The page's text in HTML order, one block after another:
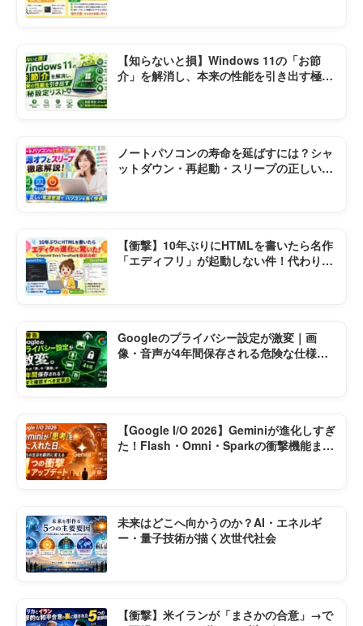
【知らないと損】Windows 11の「お節
介」を解消し、本来の性能を引き出す極秘
ノートパソコンの寿命を延ばすには？シャ
ットダウン・再起動・スリープの正しい使
【衝撃】10年ぶりにHTMLを書いたら名作
「エディフリ」が起動しない件！代わりの
Googleのプライバシー設定が激変｜画
像・音声が4年間保存される危険な仕様変
【Google I/O 2026】Geminiが進化しすぎ
た！Flash・Omni・Sparkの衝撃機能まと
未来はどこへ向かうのか？AI・エネルギ
ー・量子技術が描く次世代社会
【衝撃】米イランが「まさかの合意」→で